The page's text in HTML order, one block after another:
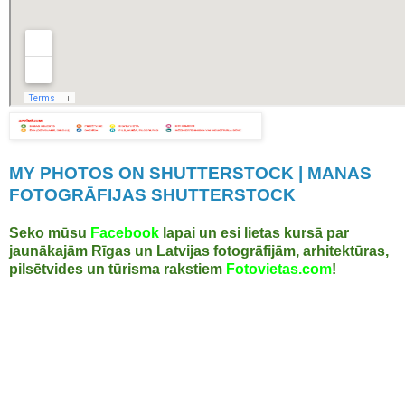
MY PHOTOS ON SHUTTERSTOCK | MANAS
FOTOGRĀFIJAS SHUTTERSTOCK
Seko mūsu Facebook lapai un esi lietas kursā par
jaunākajām Rīgas un Latvijas fotogrāfijām, arhitektūras,
pilsētvides un tūrisma rakstiem Fotovietas.com!